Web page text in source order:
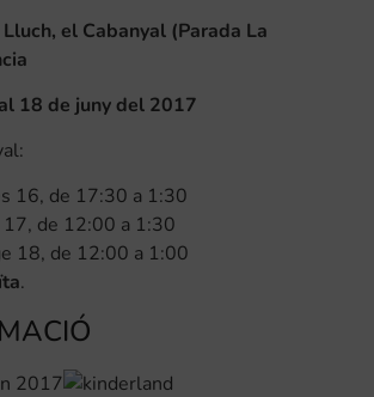
el Cabanyal (Parada La
18 de juny del 2017
16, de 17:30 a 1:30
de 12:00 a 1:30
18, de 12:00 a 1:00
.